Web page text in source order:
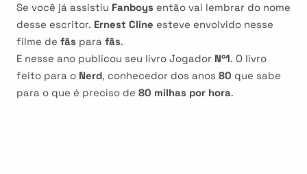
Se você já assistiu Fanboys então vai lembrar do nome
desse escritor. Ernest Cline esteve envolvido nesse
filme de fãs para fãs.
E nesse ano publicou seu livro Jogador Nº1. O livro
feito para o Nerd, conhecedor dos anos 80 que sabe
para o que é preciso de 80 milhas por hora.